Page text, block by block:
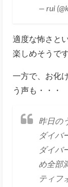
— rui
適度な怖さと
楽しめそうで
一方で、お化
う声も・・・
昨日の
ダイバ
ダイバ
め全部
ティフ